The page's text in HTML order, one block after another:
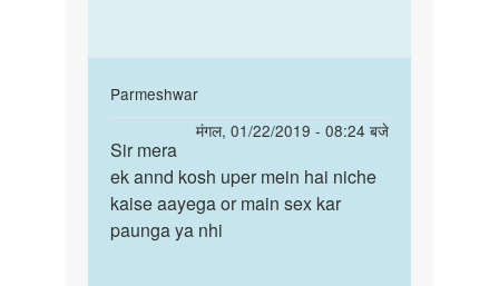
Parmeshwar
मंगल, 01/22/2019 - 08:24 बजे
In
reply
Saroj
bete,
ismein
Sir
mera
ek
annd
Sir mera
ek annd kosh uper mein hai niche
kaise aayega or main sex kar
paunga ya nhi